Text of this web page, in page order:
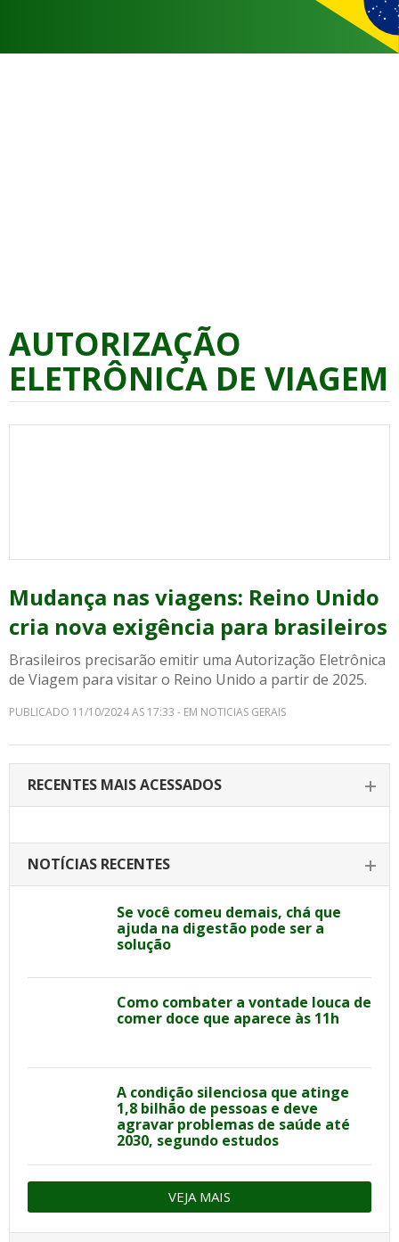
AUTORIZAÇÃO
ELETRÔNICA DE VIAGEM
Mudança nas viagens: Reino Unido
cria nova exigência para brasileiros
Brasileiros precisarão emitir uma Autorização Eletrônica
de Viagem para visitar o Reino Unido a partir de 2025.
PUBLICADO 11/10/2024 AS 17:33 - EM NOTICIAS GERAIS
RECENTES MAIS ACESSADOS
NOTÍCIAS RECENTES
Se você comeu demais, chá que
ajuda na digestão pode ser a
solução
Como combater a vontade louca de
comer doce que aparece às 11h
A condição silenciosa que atinge
1,8 bilhão de pessoas e deve
agravar problemas de saúde até
2030, segundo estudos
VEJA MAIS